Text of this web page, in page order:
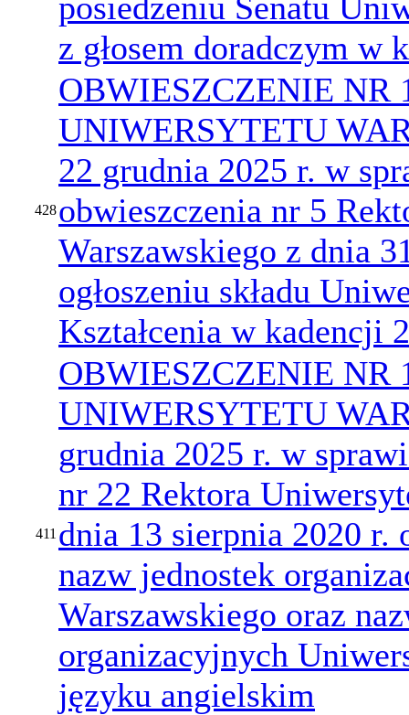
z głosem doradczym w
428
OBWIESZCZENIE NR
UNIWERSYTETU
22 grudnia 2025 r. w
obwieszczenia nr 5
Warszawskiego z dnia
ogłoszeniu składu
Kształcenia w kadencji
411
OBWIESZCZENIE NR
UNIWERSYTETU
grudnia 2025 r. w
nr 22 Rektora
dnia 13 sierpnia 2020 r.
nazw jednostek
Warszawskiego oraz
organizacyjnych
języku angielskim